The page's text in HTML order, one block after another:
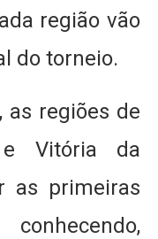
região vão
do torneio.
as regiões de
e Vitória da
as primeiras